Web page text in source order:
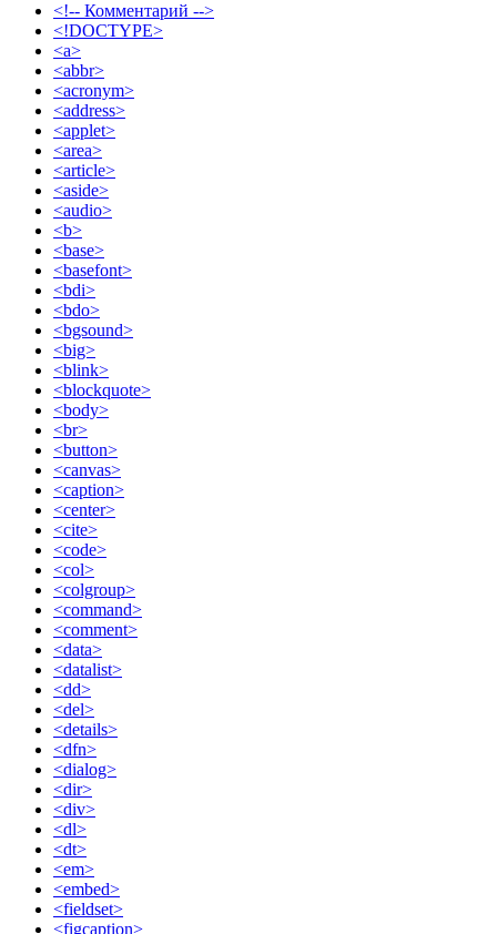
<!-- Комментарий -->
<!DOCTYPE>
<a>
<abbr>
<acronym>
<address>
<applet>
<area>
<article>
<aside>
<audio>
<b>
<base>
<basefont>
<bdi>
<bdo>
<bgsound>
<big>
<blink>
<blockquote>
<body>
<br>
<button>
<canvas>
<caption>
<center>
<cite>
<code>
<col>
<colgroup>
<command>
<comment>
<data>
<datalist>
<dd>
<del>
<details>
<dfn>
<dialog>
<dir>
<div>
<dl>
<dt>
<em>
<embed>
<fieldset>
<figcaption>